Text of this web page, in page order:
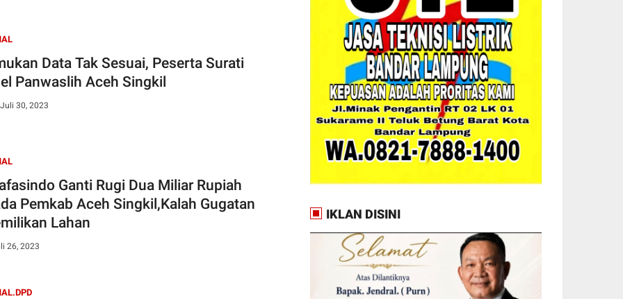
Data Tak Sesuai, Peserta Surati
Panwaslih Aceh Singkil
30, 2023
Ganti Rugi Dua Miliar Rupiah
Pemkab Aceh Singkil,Kalah Gugatan
Lahan
26, 2023
IKLAN DISINI